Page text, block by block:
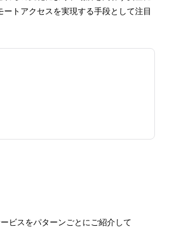
トアクセスを実現する手段として注目
ビスをパターンごとにご紹介して